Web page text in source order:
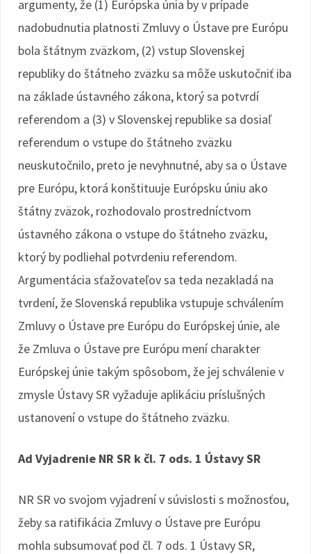
argumenty, že (1) Európska únia by v prípade
nadobudnutia platnosti Zmluvy o Ústave pre Európu
bola štátnym zväzkom, (2) vstup Slovenskej
republiky do štátneho zväzku sa môže uskutočniť iba
na základe ústavného zákona, ktorý sa potvrdí
referendom a (3) v Slovenskej republike sa dosiaľ
referendum o vstupe do štátneho zväzku
neuskutočnilo, preto je nevyhnutné, aby sa o Ústave
pre Európu, ktorá konštituuje Európsku úniu ako
štátny zväzok, rozhodovalo prostredníctvom
ústavného zákona o vstupe do štátneho zväzku,
ktorý by podliehal potvrdeniu referendom.
Argumentácia sťažovateľov sa teda nezakladá na
tvrdení, že Slovenská republika vstupuje schválením
Zmluvy o Ústave pre Európu do Európskej únie, ale
že Zmluva o Ústave pre Európu mení charakter
Európskej únie takým spôsobom, že jej schválenie v
zmysle Ústavy SR vyžaduje aplikáciu príslušných
ustanovení o vstupe do štátneho zväzku.
Ad Vyjadrenie NR SR k čl. 7 ods. 1 Ústavy SR
NR SR vo svojom vyjadrení v súvislosti s možnosťou,
žeby sa ratifikácia Zmluvy o Ústave pre Európu
mohla subsumovať pod čl. 7 ods. 1 Ústavy SR,